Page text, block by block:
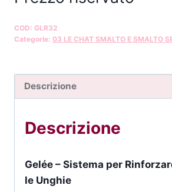
COD: GLR32
Categorie: 03 LE CHAT SMALTO E SMALTO
Descrizione
Descrizione
Gelée – Sistema per
le Unghie